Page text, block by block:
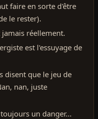
faire en sorte d'être
le rester).
réellement.
est l'essuyage de
disent que le jeu de
nan, juste
un danger...